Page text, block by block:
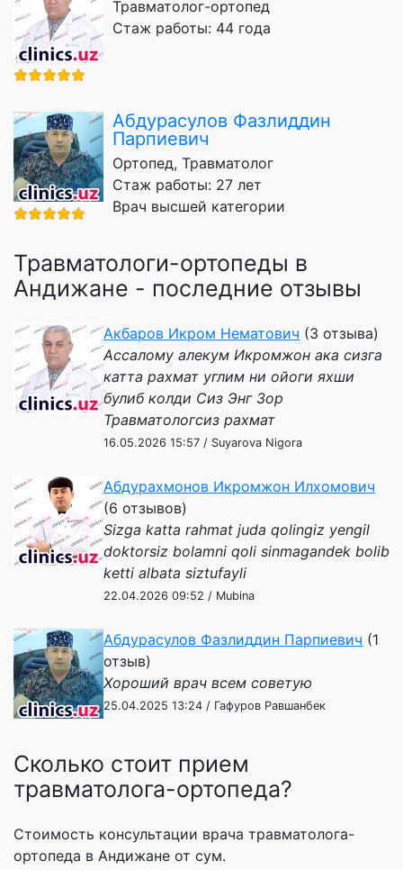
Травматолог-ортопед
Стаж работы: 44 года
Абдурасулов Фазлиддин
Парпиевич
Ортопед, Травматолог
Стаж работы: 27 лет
Врач высшей категории
Травматологи-ортопеды в
Андижане - последние отзывы
Акбаров Икром Нематович (3 отзыва)
Ассалому алекум Икромжон ака сизга
катта рахмат углим ни ойоги яхши
булиб колди Сиз Энг Зор
Травматологсиз рахмат
16.05.2026 15:57 / Suyarova Nigora
Абдурахмонов Икромжон Илхомович
(6 отзывов)
Sizga katta rahmat juda qolingiz yengil
doktorsiz bolamni qoli sinmagandek bolib
ketti albata siztufayli
22.04.2026 09:52 / Mubina
Абдурасулов Фазлиддин Парпиевич (1
отзыв)
Хороший врач всем советую
25.04.2025 13:24 / Гафуров Равшанбек
Сколько стоит прием
травматолога-ортопеда?
Стоимость консультации врача травматолога-
ортопеда в Андижане от сум.